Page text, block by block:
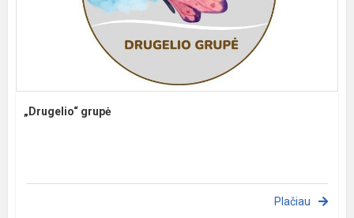
„Drugelio“ grupė
Plačiau